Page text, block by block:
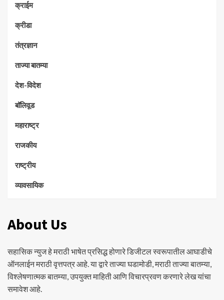
क्राईम
क्रीडा
तंत्रज्ञान
ताज्या बातम्या
देश-विदेश
बॉलिवूड
महाराष्ट्र
राजकीय
राष्ट्रीय
व्यावसायिक
About Us
सहासिक न्युज हे मराठी भाषेत प्रसिद्ध होणारे डिजीटल स्वरूपातील आघाडीचे
ऑनलाईन मराठी वृत्तपत्र आहे. या द्वारे ताज्या घडामोडी, मराठी ताज्या बातम्या,
विश्लेषणात्मक बातम्या, उपयुक्त माहिती आणि विचारप्रवण करणारे लेख यांचा
समावेश आहे.